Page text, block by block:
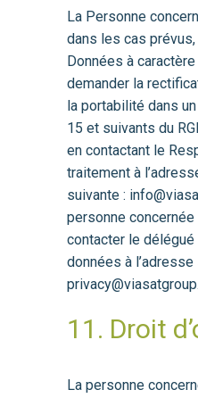
La Personne
dans les cas prévus,
Données à
demander la
la portabilité dans
15 et suivants du
en contactant le
traitement à
suivante :
personne
contacter le
données à l’adresse
11. Droit
La personne